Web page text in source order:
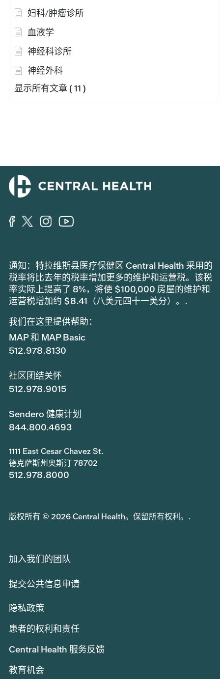
妇科/肿瘤诊所
血液学
神经科诊所
神经外科
显示所有文章 ( 11 )
通知：特拉维斯县医疗保健区 Central Health 采用的
税率将比去年的税率增加更多的维护和运营税。该税
率实际上提高了 8%，将使 $100,000 房屋的维护和
运营税增加约 $8.41（八美元四十一美分）。.
我们在这里提供帮助：
MAP 和 MAP Basic
512.978.8130
社区团结关怀
512.978.9015
Sendero 健康计划
844.800.4693
1111 East Cesar Chavez St.
德克萨斯州奥斯汀 78702
512.978.8000
版权所有 © 2026 Central Health。保留所有权利。.
加入我们的团队
提交公共信息申请
隐私政策
患者的权利和责任
Central Health 服务反馈
教育机会